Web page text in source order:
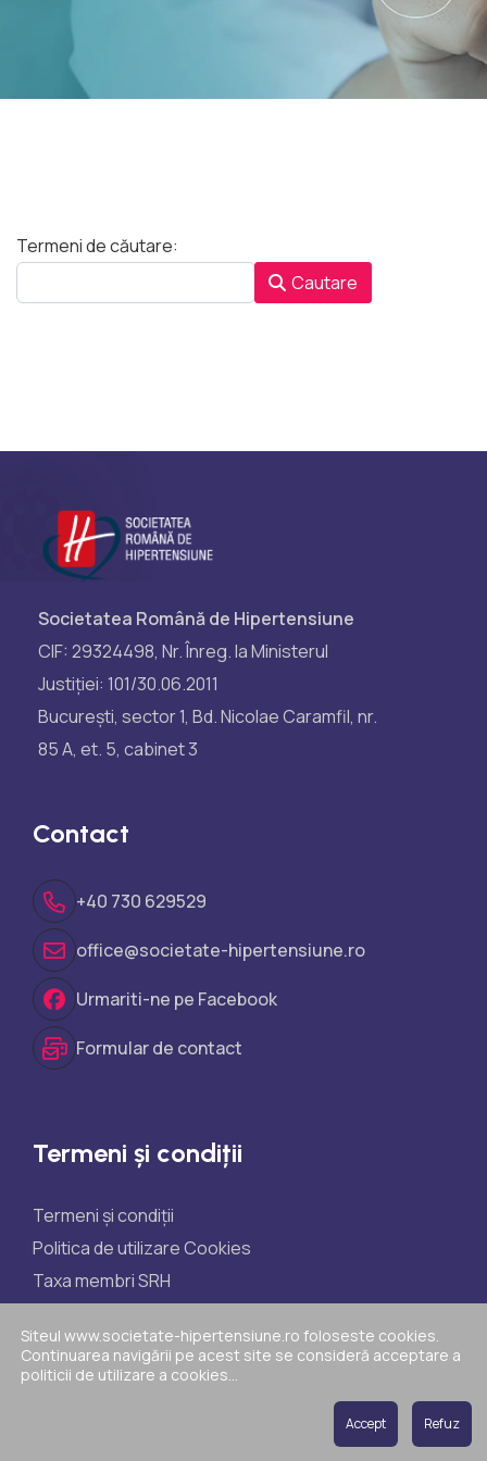
Formular de căutare
Termeni de căutare:
Cautare
Societatea Română de Hipertensiune
CIF: 29324498, Nr. Înreg. la Ministerul
Justiției: 101/30.06.2011
București, sector 1, Bd. Nicolae Caramfil, nr.
85 A, et. 5, cabinet 3
Contact
+40 730 629529
office@societate-hipertensiune.ro
Urmariti-ne pe Facebook
Formular de contact
Termeni și condiții
Termeni și condiții
Politica de utilizare Cookies
Taxa membri SRH
Politica de reclamații
ANPC
Siteul www.societate-hipertensiune.ro foloseste cookies.
Continuarea navigării pe acest site se consideră acceptare a
politicii de utilizare a cookies...
Accept Refuz